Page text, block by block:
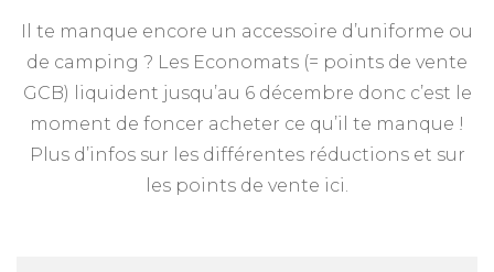
des
Economats
GCB
Il te manque encore un accessoire d’uniforme ou
de camping ? Les Economats (= points de vente
GCB) liquident jusqu’au 6 décembre donc c’est le
moment de foncer acheter ce qu’il te manque !
Plus d’infos sur les différentes réductions et sur
les points de vente ici.